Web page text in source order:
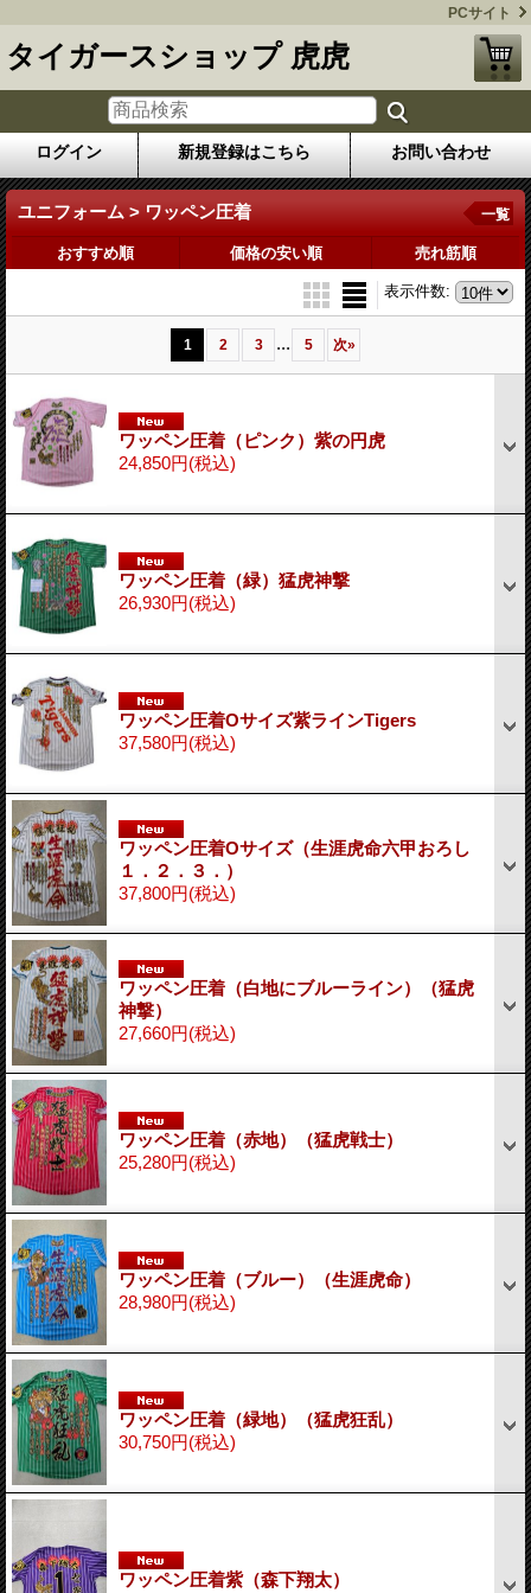
PCサイト
タイガースショップ 虎虎
ログイン 新規登録はこちら お問い合わせ
ユニフォーム > ワッペン圧着 一覧
おすすめ順 価格の安い順 売れ筋順
表示件数:
1 2 3 ... 5 次»
ワッペン圧着（ピンク）紫の円虎
24,850円(税込)
ワッペン圧着（緑）猛虎神撃
26,930円(税込)
ワッペン圧着Oサイズ紫ラインTigers
37,580円(税込)
ワッペン圧着Oサイズ（生涯虎命六甲おろし
１．２．３．）
37,800円(税込)
ワッペン圧着（白地にブルーライン）（猛虎
神撃）
27,660円(税込)
ワッペン圧着（赤地）（猛虎戦士）
25,280円(税込)
ワッペン圧着（ブルー）（生涯虎命）
28,980円(税込)
ワッペン圧着（緑地）（猛虎狂乱）
30,750円(税込)
ワッペン圧着紫（森下翔太）